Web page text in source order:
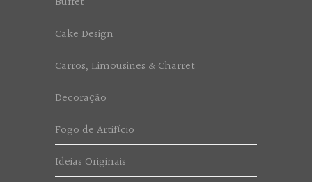
Cake Design
Carros, Limousines & Charret
Decoração
Fogo de Artifício
Ideias Originais